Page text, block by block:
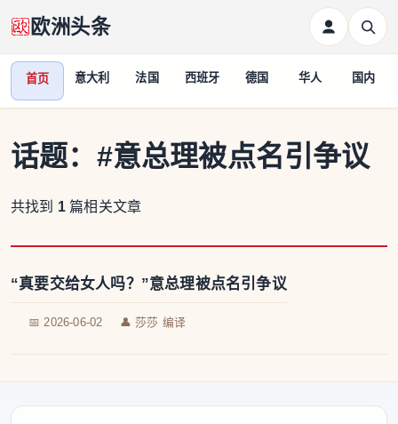
欧洲头条
首页 意大利 法国 西班牙 德国 华人 国内
话题： #意总理被点名引争议
共找到 1 篇相关文章
“真要交给女人吗？”意总理被点名引争议
📅 2026-06-02 👤 莎莎 编译